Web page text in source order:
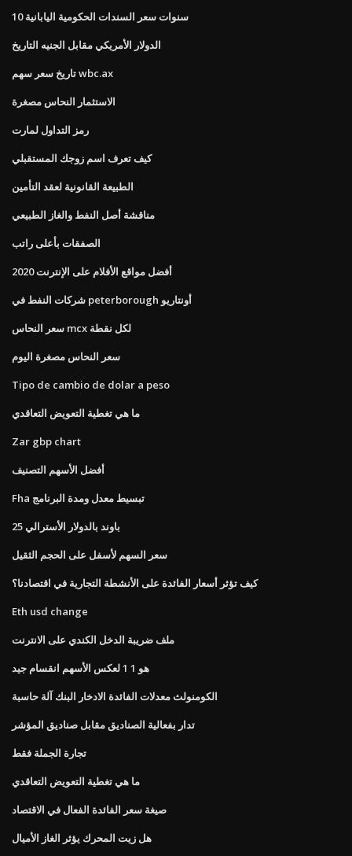
10 سنوات سعر السندات الحكومية اليابانية
الدولار الأمريكي مقابل الجنيه التاريخ
تاريخ سعر سهم wbc.ax
الاستثمار النحاس مصغرة
رمز التداول لمارت
كيف تعرف اسم زوجك المستقبلي
الطبيعة القانونية لعقد التأمين
مناقشة أصل النفط والغاز الطبيعي
الصفقات بأعلى راتب
أفضل مواقع الأفلام على الإنترنت 2020
شركات النفط في peterborough أونتاريو
سعر النحاس mcx لكل نقطة
سعر النحاس مصغرة اليوم
Tipo de cambio de dolar a peso
ما هي تغطية التعويض التعاقدي
Zar gbp chart
أفضل الأسهم التصنيف
Fha تبسيط معدل ومدة البرنامج
25 باوند بالدولار الأسترالي
سعر السهم لأسفل على الحجم الثقيل
كيف تؤثر أسعار الفائدة على الأنشطة التجارية في اقتصادنا؟
Eth usd change
ملف ضريبة الدخل الكندي على الانترنت
هو 1 1 لعكس الأسهم انقسام جيد
الكومنولث معدلات الفائدة الادخار البنك آلة حاسبة
تدار بفعالية الصناديق مقابل صناديق المؤشر
تجارة الجملة فقط
ما هي تغطية التعويض التعاقدي
صيغة سعر الفائدة الفعال في الاقتصاد
هل زيت المحرك يؤثر الغاز الأميال